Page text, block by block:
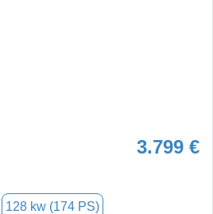
3.799 €
128 kw (174 PS)